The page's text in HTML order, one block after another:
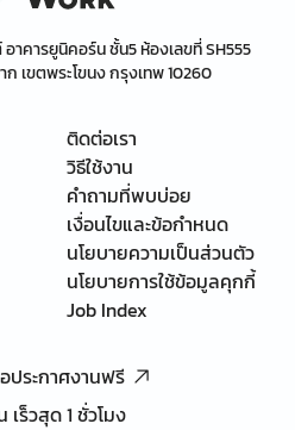
อาคารยูนิคอร์น ชั้น5 ห้องเลขที่ SH555
เขตพระโขนง กรุงเทพ 10260
ติดต่อเรา
วิธีใช้งาน
คำถามที่พบบ่อย
เงื่อนไขและข้อกำหนด
นโยบายความเป็นส่วนตัว
นโยบายการใช้ข้อมูลคุกกี้
Job Index
ประกาศงานฟรี
เร็วสุด 1 ชั่วโมง